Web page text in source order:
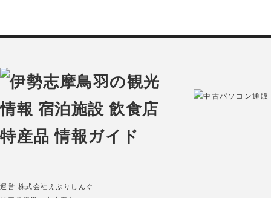
中古パソコン通
運営 株式会社えぶりしんぐ